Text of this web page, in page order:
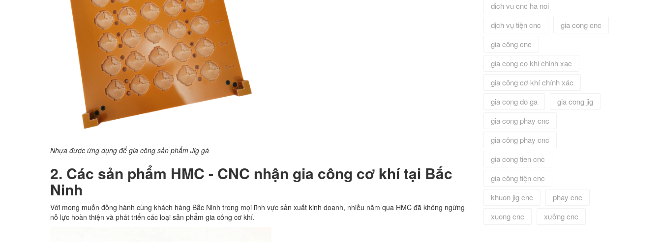
Nhựa được ứng dụng để gia công sản phẩm Jig gá
2. Các sản phẩm HMC - CNC nhận gia công cơ khí tại Bắc
Ninh
Với mong muốn đồng hành cùng khách hàng Bắc Ninh trong mọi lĩnh vực sản xuất kinh doanh, nhiều năm qua HMC đã không ngừng
nỗ lực hoàn thiện và phát triển các loại sản phẩm gia công cơ khí.
dich vu cnc ha noi
dịch vụ tiện cnc
gia cong cnc
gia công cnc
gia cong co khi chinh xac
gia công cơ khí chính xác
gia cong do ga
gia cong jig
gia cong phay cnc
gia công phay cnc
gia cong tien cnc
gia công tiện cnc
khuon jig cnc
phay cnc
xuong cnc
xưởng cnc